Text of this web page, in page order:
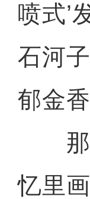
喷式’
石河
郁金香
那年
忆里